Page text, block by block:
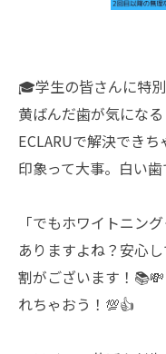
🎓学生の皆さんに特
黄ばんだ歯が気にな
ECLARUで解決でき
印象って大事。白い
「でもホワイトニン
ありますよね？安心
割がございます！
れちゃおう！💯👍